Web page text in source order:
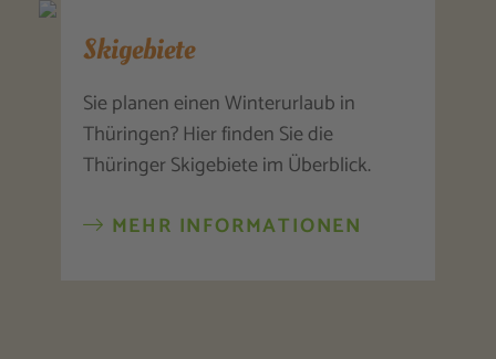
Skigebiete
Sie planen einen Winterurlaub in
Thüringen? Hier finden Sie die
Thüringer Skigebiete im Überblick.
MEHR INFORMATIONEN